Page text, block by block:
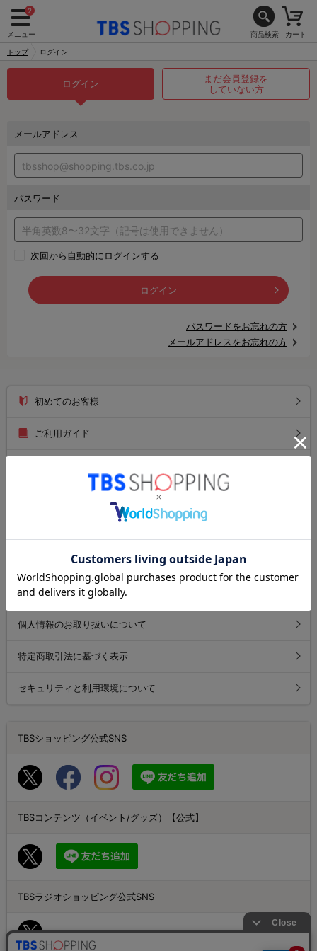
2
メニュー 商品検索 カート
トップ ログイン
ログイン
まだ会員登録を
していない方
メールアドレス
パスワード
次回から自動的にログインする
ログイン
パスワードをお忘れの方
メールアドレスをお忘れの方
初めてのお客様
ご利用ガイド
よくあるご質問
お問い合わせ
個人情報のお取り扱いについて
特定商取引法に基づく表示
セキュリティと利用環境について
TBSショッピング公式SNS
TBSコンテンツ（イベント/グッズ）【公式】
TBSラジオショッピング公式SNS